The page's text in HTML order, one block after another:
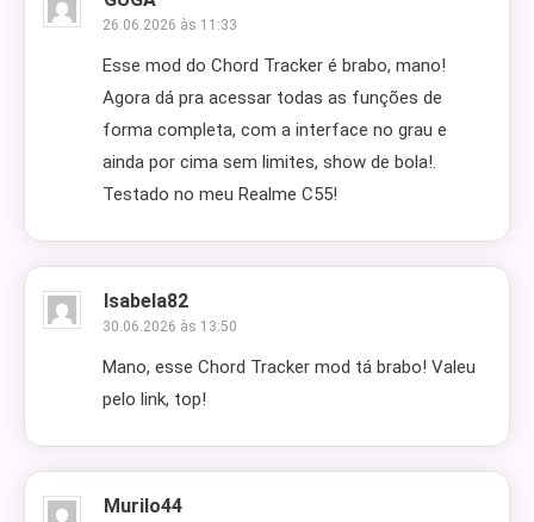
26.06.2026 às 11:33
Esse mod do Chord Tracker é brabo, mano!
Agora dá pra acessar todas as funções de
forma completa, com a interface no grau e
ainda por cima sem limites, show de bola!.
Testado no meu Realme C55!
Isabela82
30.06.2026 às 13:50
Mano, esse Chord Tracker mod tá brabo! Valeu
pelo link, top!
Murilo44